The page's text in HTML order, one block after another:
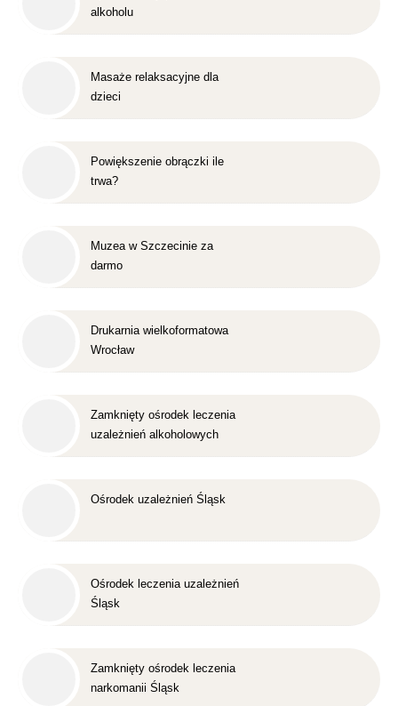
alkoholu
Masaże relaksacyjne dla
dzieci
Powiększenie obrączki ile
trwa?
Muzea w Szczecinie za
darmo
Drukarnia wielkoformatowa
Wrocław
Zamknięty ośrodek leczenia
uzależnień alkoholowych
Ośrodek uzależnień Śląsk
Ośrodek leczenia uzależnień
Śląsk
Zamknięty ośrodek leczenia
narkomanii Śląsk